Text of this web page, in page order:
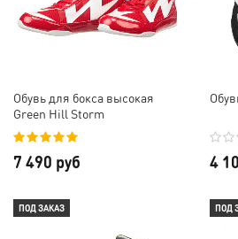
Обувь для бокса высокая
Green Hill Storm
7 490 руб 4
ПОД ЗАКАЗ ПОД